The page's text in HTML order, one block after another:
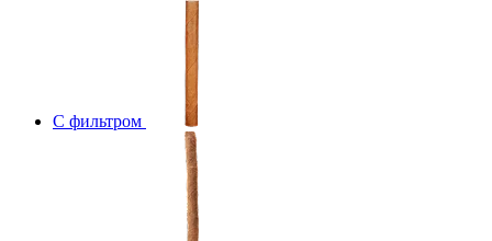
С фильтром